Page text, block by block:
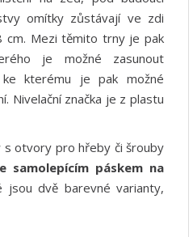
omítky zůstávají ve zdi
cm. Mezi těmito trny je pak
je možné zasunout
kterému je pak možné
Nivelační značka je z plastu
s otvory pro hřeby či šrouby
samolepícím páskem na
jsou dvě barevné varianty,